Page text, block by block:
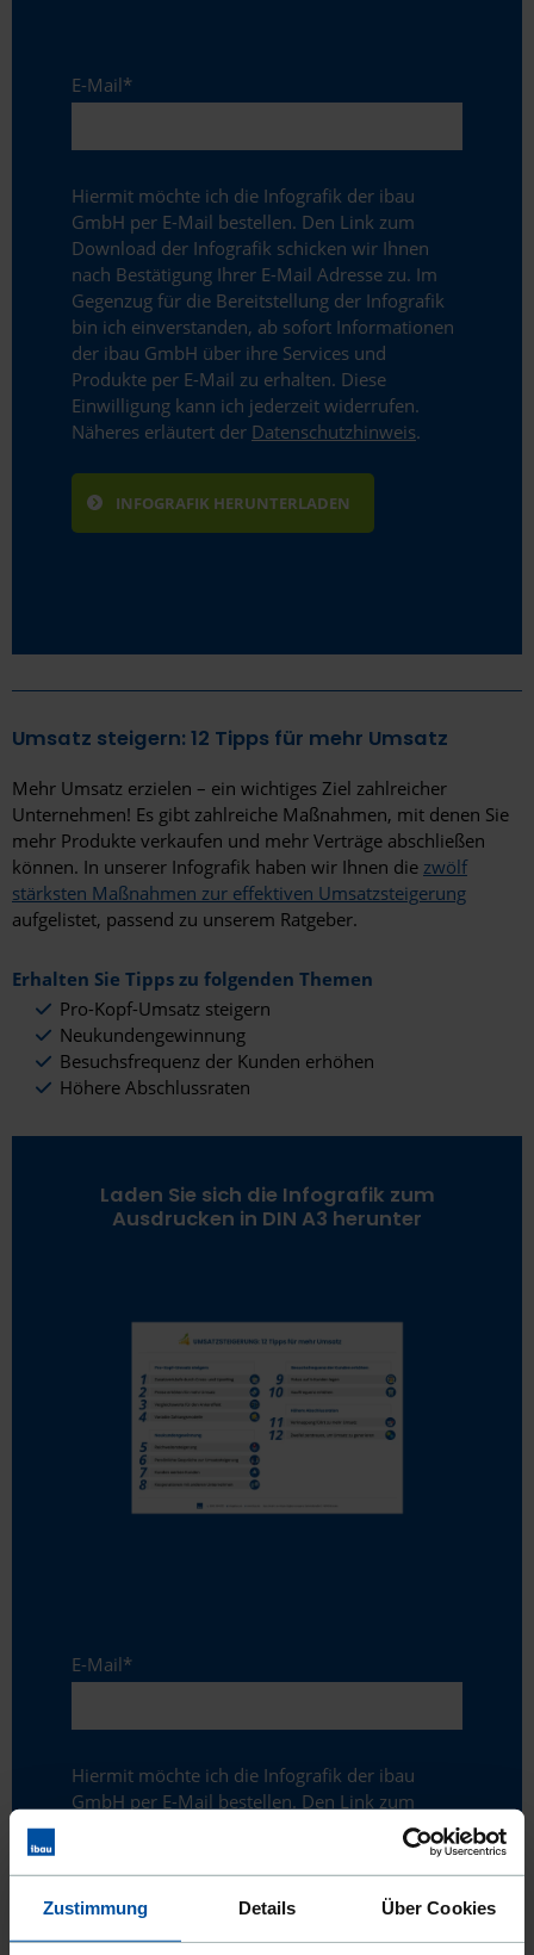
Zustimmung Details Über Cookies
E-Mail*
Hiermit möchte ich die Infografik der ibau
GmbH per E-Mail bestellen. Den Link zum
Download der Infografik schicken wir Ihnen
nach Bestätigung Ihrer E-Mail Adresse zu. Im
Gegenzug für die Bereitstellung der Infografik
bin ich einverstanden, ab sofort Informationen
der ibau GmbH über ihre Services und
Produkte per E-Mail zu erhalten. Diese
Einwilligung kann ich jederzeit widerrufen.
Näheres erläutert der Datenschutzhinweis.
Umsatz steigern: 12 Tipps für mehr Umsatz
Mehr Umsatz erzielen – ein wichtiges Ziel zahlreicher
Unternehmen! Es gibt zahlreiche Maßnahmen, mit denen Sie
mehr Produkte verkaufen und mehr Verträge abschließen
können. In unserer Infografik haben wir Ihnen die zwölf
stärksten Maßnahmen zur effektiven Umsatzsteigerung
aufgelistet, passend zu unserem Ratgeber.
Erhalten Sie Tipps zu folgenden Themen
Pro-Kopf-Umsatz steigern
Neukundengewinnung
Besuchsfrequenz der Kunden erhöhen
Höhere Abschlussraten
Laden Sie sich die Infografik zum
Ausdrucken in DIN A3 herunter
E-Mail*
Hiermit möchte ich die Infografik der ibau
GmbH per E-Mail bestellen. Den Link zum
Download der Infografik schicken wir Ihnen
nach Bestätigung Ihrer E-Mail Adresse zu. Im
Gegenzug für die Bereitstellung der Infografik
bin ich einverstanden, ab sofort Informationen